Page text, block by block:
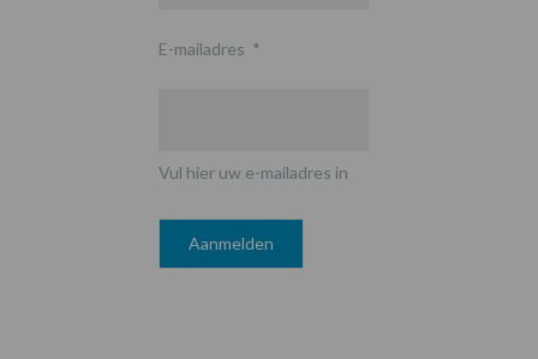
E-mailadres *
Vul hier uw e-mailadres in